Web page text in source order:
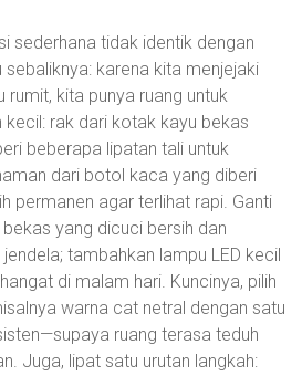
sederhana tidak identik dengan
karena kita menjejaki
rumit, kita punya ruang untuk
rak dari kotak kayu bekas
beberapa lipatan tali untuk
dari botol kaca yang diberi
permanen agar terlihat rapi. Ganti
yang dicuci bersih dan
tambahkan lampu LED kecil
di malam hari. Kuncinya, pilih
warna cat netral dengan satu
ruang terasa teduh
Juga, lipat satu urutan langkah: